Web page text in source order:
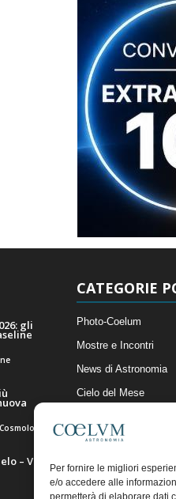
Per fornire le migliori
e/o accedere alle
permetterà di elaborare dati
gli
– Vale
CATEGORIE
Photo-Coelum
Mostre e Incontri
News di Astronomia
Cielo del Mese
Articoli e Risorse On-
Il Blog della